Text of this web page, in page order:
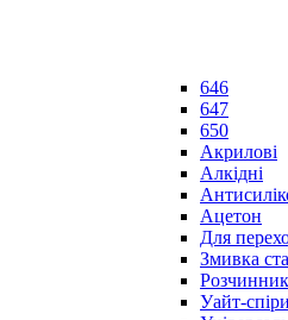
646
647
650
Акрилові
Алкідні
Ацетон
Для
Змивка
Уайт-